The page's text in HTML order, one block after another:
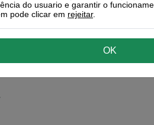
do usuario e garantir o
pode clicar em rejeitar.
OK